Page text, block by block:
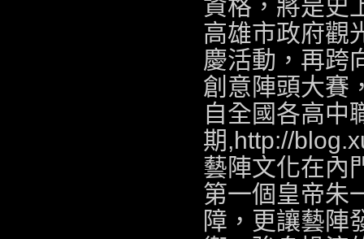
資格，將是史
高雄市政府觀
慶活動，再跨
創意陣頭大賽
自全國各高中
期,http://
藝陣文化在內
第一個皇帝朱
障，更讓藝陣